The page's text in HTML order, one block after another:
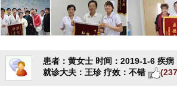
患者：黄女士 时间：2019-1-6 疾病
就诊大夫：王珍 疗效：不错